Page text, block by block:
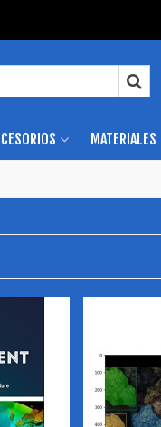
MATERIALES